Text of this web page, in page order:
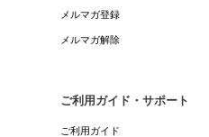
メルマガ登録
メルマガ解除
ご利用ガイド・サポート
ご利用ガイド